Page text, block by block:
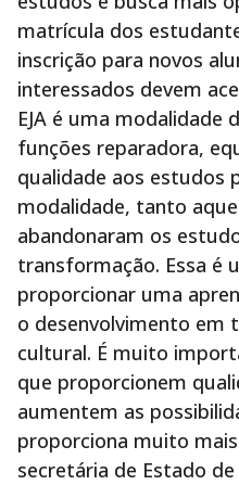
matrícula dos
inscrição para novos
interessados devem
EJA é uma modalidade
funções reparadora,
qualidade aos estudos
modalidade, tanto
abandonaram os
transformação. Essa é
proporcionar uma
o desenvolvimento em
cultural. É muito
que proporcionem
aumentem as
proporciona muito
secretária de Estado